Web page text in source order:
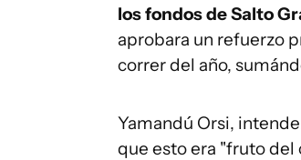
los fondos de Salto
aprobara un refuerzo
correr del año,
Yamandú Orsi,
que esto era "fruto del